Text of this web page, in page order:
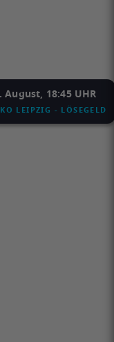
August, 18:45 UHR
LEIPZIG - LÖSEGELD